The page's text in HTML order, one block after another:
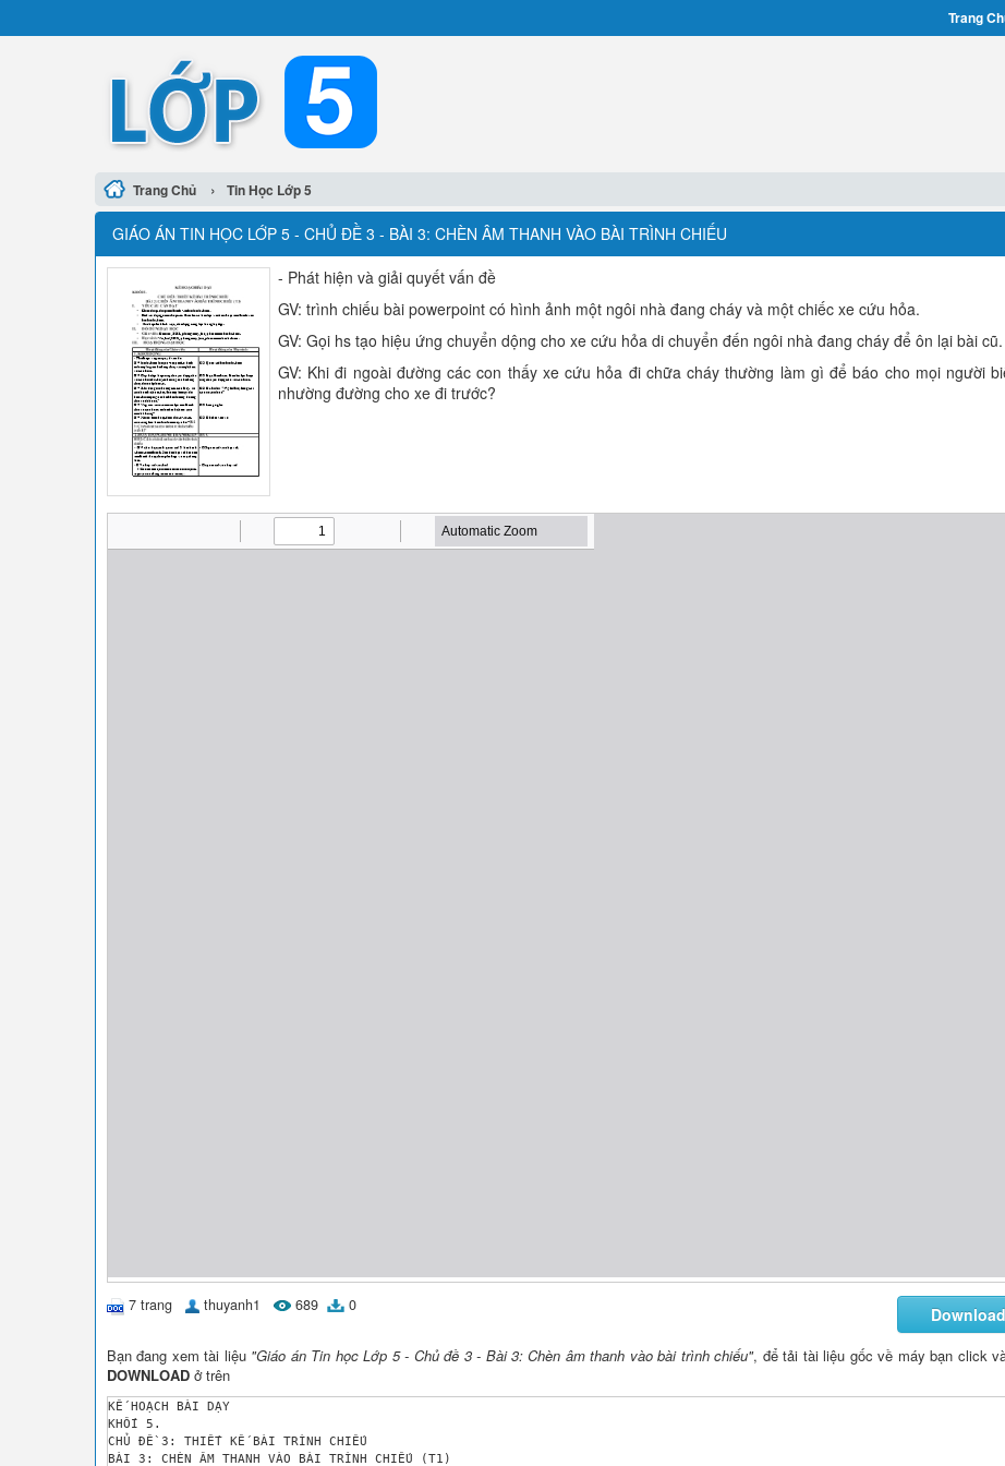
Trang
Trang Chủ › Tin Học Lớp 5
GIÁO ÁN TIN HỌC LỚP 5 - CHỦ ĐỀ 3 - BÀI 3: CHÈN ÂM THANH VÀO BÀI TRÌNH CHIẾU
- Phát hiện và giải quyết vấn đề
GV: trình chiếu bài powerpoint có hình ảnh một ngôi nhà đang cháy và một chiếc xe cứu hỏa.
GV: Gọi hs tạo hiệu ứng chuyển dộng cho xe cứu hỏa di chuyển đến ngôi nhà đang cháy để ôn lại bài cũ.
GV: Khi đi ngoài đường các con thấy xe cứu hỏa đi chữa cháy thường làm gì để báo cho mọi người
nhường đường cho xe đi trước?
7 trang thuyanh1 689 0 Download
Bạn đang xem tài liệu "Giáo án Tin học Lớp 5 - Chủ đề 3 - Bài 3: Chèn âm thanh vào bài trình chiếu", để tải tài liệu gốc về máy bạn click
DOWNLOAD ở trên
KẾ HOẠCH BÀI DẠY
KHỐI 5.
CHỦ ĐỀ 3: THIẾT KẾ BÀI TRÌNH CHIẾU
BÀI 3: CHÈN ÂM THANH VÀO BÀI TRÌNH CHIẾU (T1)